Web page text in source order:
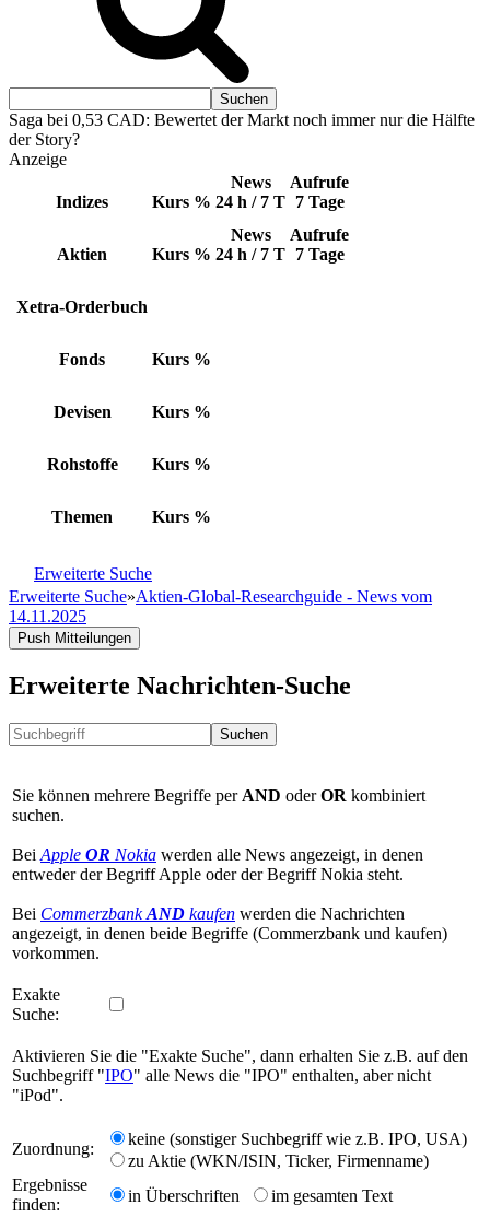
Saga bei 0,53 CAD: Bewertet der Markt noch immer nur die Hälfte
der Story?
Anzeige
Indizes Kurs %
News
24 h / 7 T
Aufrufe
7 Tage
Aktien Kurs %
News
24 h / 7 T
Aufrufe
7 Tage
Xetra-Orderbuch
Fonds Kurs %
Devisen Kurs %
Rohstoffe Kurs %
Themen Kurs %
Erweiterte Suche
Erweiterte Suche»Aktien-Global-Researchguide - News vom
14.11.2025
Push Mitteilungen
Erweiterte Nachrichten-Suche
Suchen
Sie können mehrere Begriffe per AND oderOR kombiniert
suchen.
Bei Apple OR Nokia werden alle News angezeigt, in denen
entweder der Begriff Apple oder der Begriff Nokia steht.
Bei CommerzbankAND kaufen werden die Nachrichten
angezeigt, in denen beide Begriffe (Commerzbank und kaufen)
vorkommen.
Exakte
Suche:
Aktivieren Sie die "Exakte Suche", dann erhalten Sie z.B. auf den
Suchbegriff "IPO" alle News die "IPO" enthalten, aber nicht
"iPod".
Zuordnung:
keine (sonstiger Suchbegriff wie z.B. IPO, USA)
zu Aktie (WKN/ISIN, Ticker, Firmenname)
Ergebnisse
finden:
in Überschriften
im gesamten Text